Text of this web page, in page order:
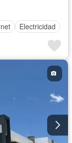
Electricidad